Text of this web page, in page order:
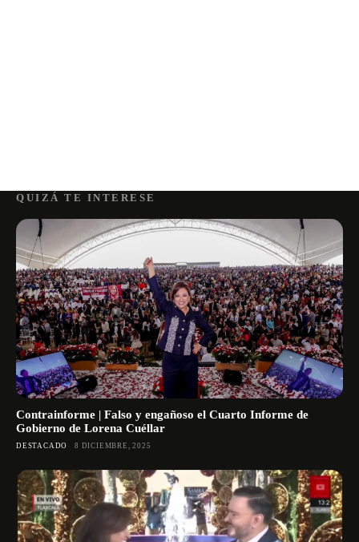
QUIZÁ TE INTERESE
Contrainforme | Falso y engañoso el Cuarto Informe de
Gobierno de Lorena Cuéllar
DESTACADO 8 DICIEMBRE, 2025